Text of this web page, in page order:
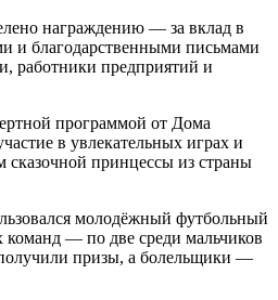
награждению — за вклад в
и благодарственными письмами
работники предприятий и
программой от Дома
в увлекательных играх и
сказочной принцессы из страны
молодёжный футбольный
команд — по две среди мальчиков
призы, а болельщики —